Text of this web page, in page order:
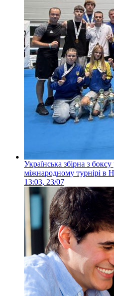
Українська збірна з
міжнародному турнірі в
13:03, 23/07